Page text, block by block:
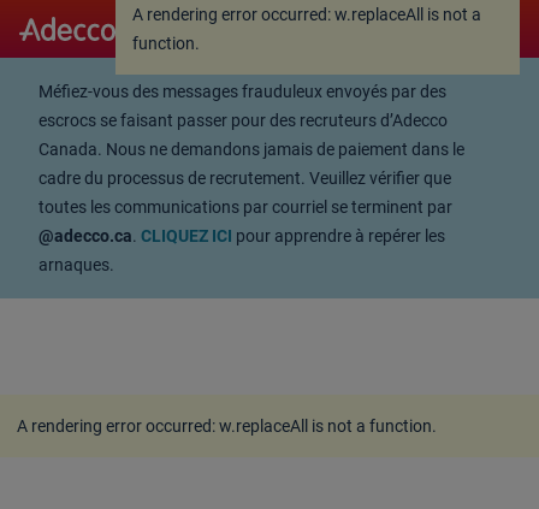
A rendering error occurred:
function.
A rendering error occurred:w.replaceAll is not a
function.
Méfiez-vous des messages frauduleux envoyés par des
escrocs se faisant passer pour des recruteurs d’Adecco
Canada. Nous ne demandons jamais de paiement dans le
cadre du processus de recrutement. Veuillez vérifier que
toutes les communications par courriel se terminent par
@adecco.ca. CLIQUEZ ICI pour apprendre à repérer les
arnaques.
A rendering error occurred:w.replaceAll is not a function.